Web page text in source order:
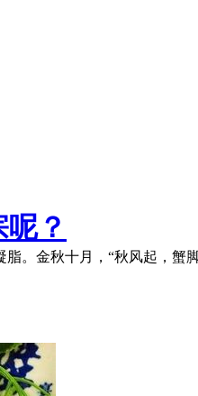
？
。金秋十月，“秋风起，